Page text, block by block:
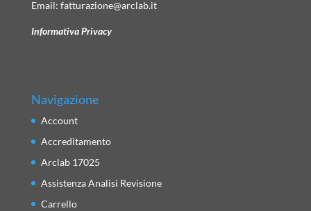
Email: fatturazione@arclab.it
Informativa Privacy
Navigazione
Account
Accreditamento
Arclab 17025
Assistenza Analisi Revisione
Carrello